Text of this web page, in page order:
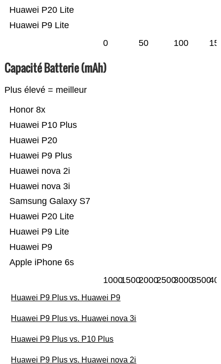
Huawei P9 Lite
Huawei P20 Lite
0 50 100
Capacité Batterie (mAh)
Plus élevé = meilleur
Apple iPhone 6s
Huawei P9
Huawei P9 Lite
Huawei P20 Lite
Samsung Galaxy S7
Huawei nova 3i
Huawei nova 2i
Huawei P9 Plus
Huawei P20
Huawei P10 Plus
Honor 8x
100015002000250030003500
Huawei P9 Plus vs. Huawei P9
Huawei P9 Plus vs. Huawei nova 3i
Huawei P9 Plus vs. P10 Plus
Huawei P9 Plus vs. Huawei nova 2i